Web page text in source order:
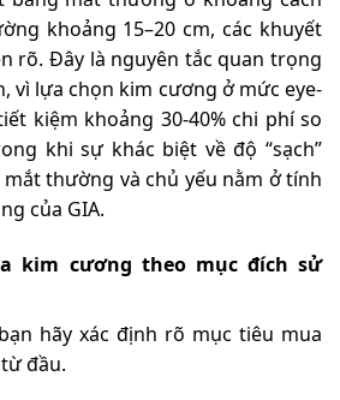
khoảng 15–20 cm, các khuyết
rõ. Đây là nguyên tắc quan trọng
vì lựa chọn kim cương ở mức eye-
kiệm khoảng 30-40% chi phí so
khi sự khác biệt về độ “sạch”
thường và chủ yếu nằm ở tính
của GIA.
kim cương theo mục đích sử
hãy xác định rõ mục tiêu mua
đầu.